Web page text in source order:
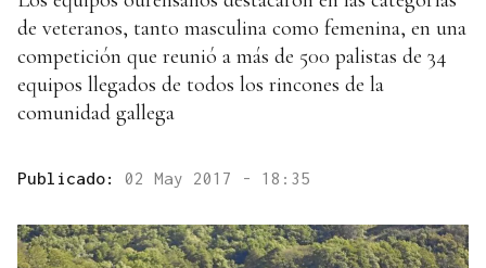
de veteranos, tanto masculina como femenina, en una
competición que reunió a más de 500 palistas de 34
equipos llegados de todos los rincones de la
comunidad gallega
Publicado: 02 May 2017 - 18:35